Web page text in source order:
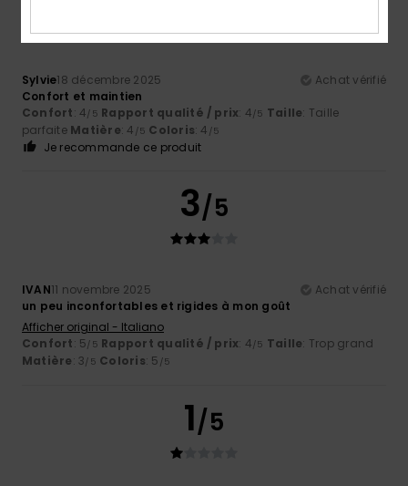
Sylvie18 décembre 2025
Achat vérifié
Confort et maintien
Confort: 4/5 Rapport qualité / prix: 4/5 Taille: Taille
parfaite Matière: 4 /5 Coloris: 4 /5
Je recommande ce produit
3/5
IVAN11 novembre 2025
Achat vérifié
un peu inconfortables et rigides à mon goût
Afficher original - Italiano
Confort: 5/5 Rapport qualité / prix: 4/5 Taille: Trop grand
Matière: 3/5 Coloris: 5 /5
1/5